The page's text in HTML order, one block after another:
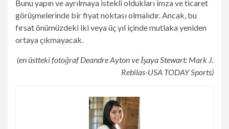
Bunu yapın ve ayrılmaya istekli oldukları imza ve ticaret
görüşmelerinde bir fiyat noktası olmalıdır. Ancak, bu
fırsat önümüzdeki iki veya üç yıl içinde mutlaka yeniden
ortaya çıkmayacak.
(en üstteki fotoğraf Deandre Ayton ve İşaya Stewart: Mark J.
Rebilas-USA TODAY Sports)